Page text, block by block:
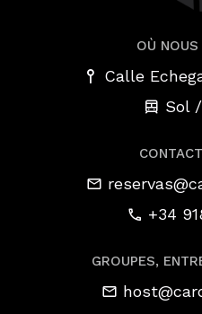
OÙ
Calle
Sol
+34
GROUPES,